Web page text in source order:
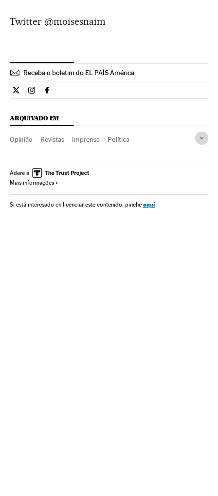
Twitter @moisesnaim
Receba o boletim do EL PAÍS América
Opiniao El País Brasil en Twitter
Opiniao El País Brasil en Instagram
Opiniao El País Brasil en Facebook
ARQUIVADO EM
Opinião Revistas Imprensa Política
Adere a
Mais informações
Si está interesado en licenciar este contenido, pinche aquí